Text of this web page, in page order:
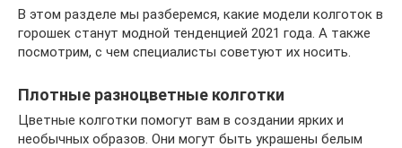
В этом разделе мы разберемся, какие модели колготок в
горошек станут модной тенденцией 2021 года. А также
посмотрим, с чем специалисты советуют их носить.
Плотные разноцветные колготки
Цветные колготки помогут вам в создании ярких и
необычных образов. Они могут быть украшены белым